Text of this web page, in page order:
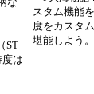
ST
は
スタム機能
度をカスタ
堪能しよう。